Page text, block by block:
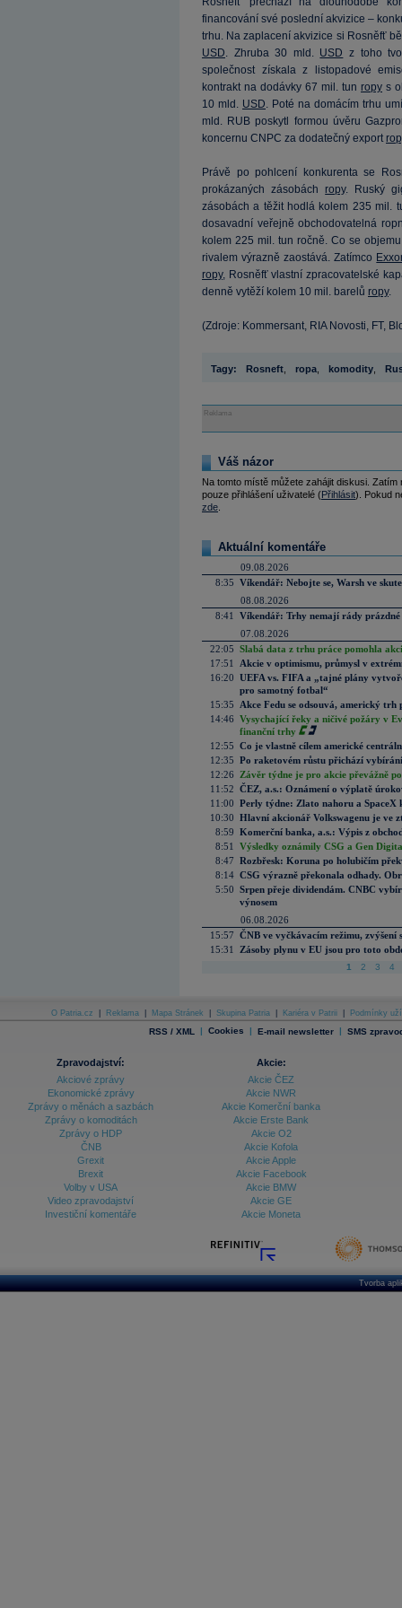
financování své poslední akvizice –
trhu. Na zaplacení akvizice si Rosněfť
USD. Zhruba 30 mld. USD z toho
společnost získala z listopadové
kontrakt na dodávky 67 mil. tun ropy s
10 mld. USD. Poté na domácím trhu
mld. RUB poskytl formou úvěru
koncernu CNPC za dodatečný export
Právě po pohlcení konkurenta se
prokázaných zásobáchropy. Ruský
zásobách a těžit hodlá kolem 235 mil.
dosavadní veřejně obchodovatelná
kolem 225 mil. tun ročně. Co se
rivalem výrazně zaostává. Zatímco
ropy, Rosněfť vlastní zpracovatelské
denně vytěží kolem 10 mil. barelů ropy.
(Zdroje: Kommersant, RIA Novosti, FT,
Tagy: Rosneft ropa komodity
Reklama
Váš názor
Na tomto místě můžete zahájit diskusi.
pouze přihlášení uživatelé (Přihlásit). Pokud
zde
Aktuální komentáře
09.08.2026
8:35 Víkendář: Nebojte se, Warsh ve
08.08.2026
8:41
Víkendář: Trhy nemají rády prázdné
07.08.2026
22:05 Slabá data z trhu práce pomohla
17:51
Akcie v optimismu, průmysl v
16:20 UEFA vs. FIFA a „tajné plány
pro samotný fotbal“
15:35
Akce Fedu se odsouvá, americký
14:46 Vysychající řeky a ničivé požáry v
finanční trhy
12:55 Co je vlastně cílem americké
12:35 Po raketovém růstu přichází
12:26
Závěr týdne je pro akcie převážně
11:52 ČEZ, a.s.: Oznámení o výplatě
11:00 Perly týdne: Zlato nahoru a SpaceX
10:30 Hlavní akcionář Volkswagenu je ve
8:59 Komerční banka, a.s.: Výpis z
8:51
Výsledky oznámily CSG a Gen
8:47 Rozbřesk: Koruna po holubičím
8:14 CSG výrazně překonala odhady.
5:50 Srpen přeje dividendám. CNBC
výnosem
06.08.2026
15:57 ČNB ve vyčkávacím režimu, zvýšení
15:31
Zásoby plynu v EU jsou pro toto
1 2 3 4
O Patria.cz Reklama Mapa Stránek Skupina Patria Kariéra v Patrii Podmínky
RSS / XML | Cookies | E-mail newsletter | SMS
Zpravodajství:
Akciové zprávy
Ekonomické zprávy
Zprávy o měnách a sazbách
Zprávy o komoditách
Zprávy o HDP
ČNB
Grexit
Brexit
Volby v USA
Video zpravodajství
Investiční komentáře
Akcie:
Akcie ČEZ
Akcie NWR
Akcie Komerční banka
Akcie Erste Bank
Akcie O2
Akcie Kofola
Akcie Apple
Akcie Facebook
Akcie BMW
Akcie GE
Akcie Moneta
Tvorba